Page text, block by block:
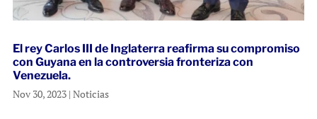
El rey Carlos III de Inglaterra reafirma su compromiso
con Guyana en la controversia fronteriza con
Venezuela.
Nov 30, 2023| Noticias